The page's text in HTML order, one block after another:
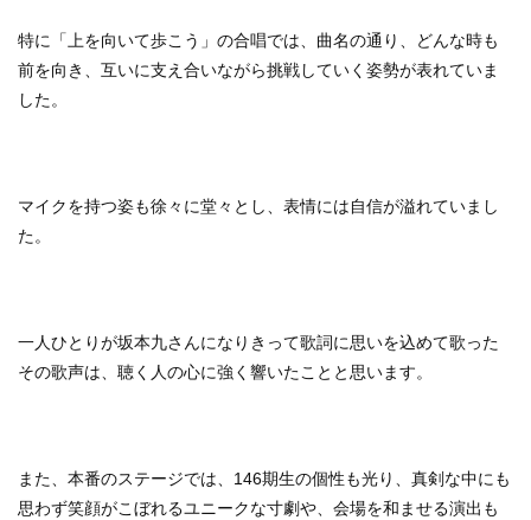
特に「上を向いて歩こう」の合唱では、曲名の通り、どんな時も
前を向き、互いに支え合いながら挑戦していく姿勢が表れていま
した。
マイクを持つ姿も徐々に堂々とし、表情には自信が溢れていまし
た。
一人ひとりが坂本九さんになりきって歌詞に思いを込めて歌った
その歌声は、聴く人の心に強く響いたことと思います。
また、本番のステージでは、146期生の個性も光り、真剣な中にも
思わず笑顔がこぼれるユニークな寸劇や、会場を和ませる演出も